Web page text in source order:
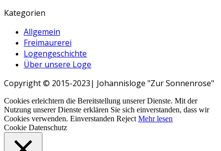
Kategorien
Allgemein
Freimaurerei
Logengeschichte
Über unsere Loge
Copyright © 2015-2023| Johannisloge "Zur Sonnenrose"
Cookies erleichtern die Bereitstellung unserer Dienste. Mit der
Nutzung unserer Dienste erklären Sie sich einverstanden, dass wir
Cookies verwenden. Einverstanden Reject Mehr lesen
Cookie Datenschutz